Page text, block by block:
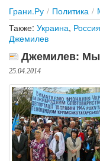
Грани.Ру / Политика /
Также: Украина, Россия
Джемилев
Джемилев: Мы
25.04.2014